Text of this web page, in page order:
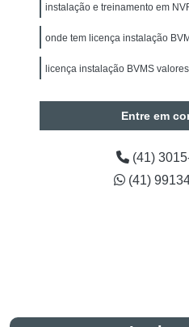
Manutenção de Segurança
Instalação Câmeras
CFTV
Instalação de
Instalação de Câmeras
de Pessoas
instalação e treinamento em
onde tem licença instalação
licença instalação BVMS
Entre em
(41)
(41)